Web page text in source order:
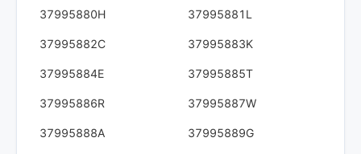
37995880H 37995881L
37995882C 37995883K
37995884E 37995885T
37995886R 37995887W
37995888A 37995889G